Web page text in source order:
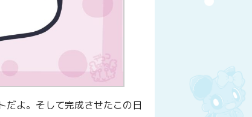
だよ。そして完成させたこの日